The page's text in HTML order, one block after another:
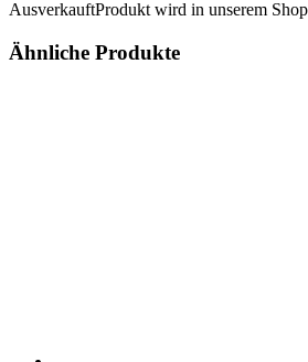
AusverkauftProdukt wird in unserem
Ähnliche Produkte